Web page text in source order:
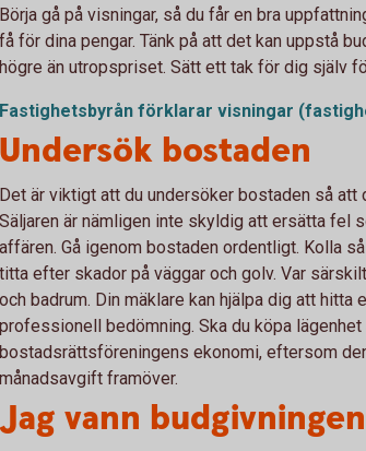
Börja gå på visningar, så du får en bra
få för dina pengar. Tänk på att det kan uppstå
högre än utropspriset. Sätt ett tak för dig själv
Fastighetsbyrån förklarar visningar
Undersök bostaden
Det är viktigt att du undersöker bostaden så
Säljaren är nämligen inte skyldig att ersätta fel
affären. Gå igenom bostaden ordentligt. Kolla
titta efter skador på väggar och golv. Var
och badrum. Din mäklare kan hjälpa dig att hitta
professionell bedömning. Ska du köpa
bostadsrättsföreningens ekonomi, eftersom
månadsavgift framöver.
Jag vann